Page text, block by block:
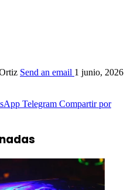
Send an email 1 junio, 2026
Telegram Compartir por